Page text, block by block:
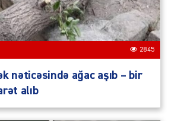
2845
nəticəsində ağac aşıb – bir
alıb